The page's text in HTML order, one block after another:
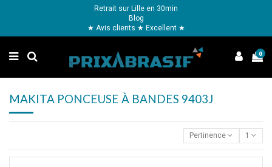
Retrait sur Lille en 30min
Blog
★ Avis clients ★ Excellent ★
0
MAKITA PONCEUSE À BANDES 9403J
Pertinence 1